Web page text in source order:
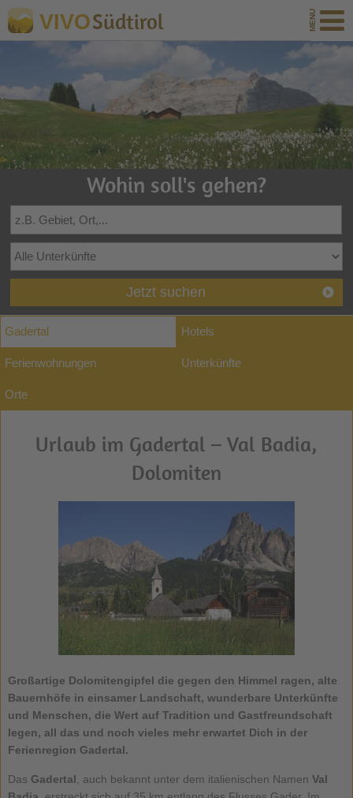
VIVOSüdtirol
Wohin soll's gehen?
Jetzt suchen
Urlaub im Gadertal – Val Badia,
Dolomiten
Gadertal Hotels
Ferienwohnungen Unterkünfte
Orte
Großartige Dolomitengipfel die gegen den Himmel ragen, alte
Bauernhöfe in einsamer Landschaft, wunderbare Unterkünfte
und Menschen, die Wert auf Tradition und Gastfreundschaft
legen, all das und noch vieles mehr erwartet Dich in der
Ferienregion Gadertal.
Das Gadertal , auch bekannt unter dem italienischen Namen Val